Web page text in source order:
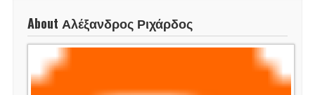
About Αλέξανδρος Ριχάρδος